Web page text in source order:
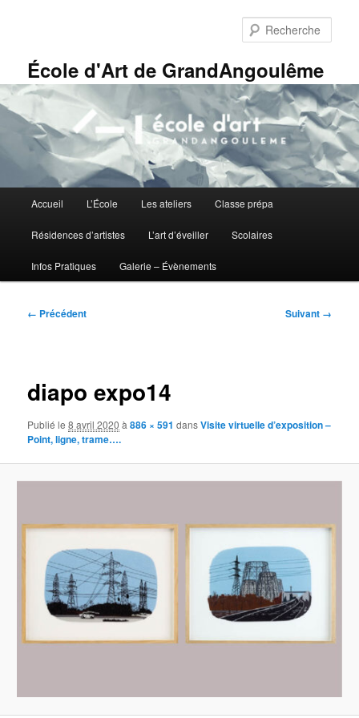
principalÉcole d'Art de GrandAngoulême
principal
Accueil L’École Les ateliers Classe prépa
Résidences d’artistes L’art d’éveiller Scolaires
Infos Pratiques Galerie – Évènements
Navigation
← Précédent Suivant →
diapo expo14
Publié le8 avril 2020 à886 × 591 dansVisite virtuelle d’exposition –
Point, ligne, trame….